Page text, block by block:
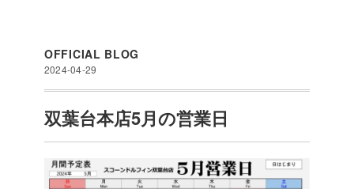
OFFICIAL BLOG
2024-04-29
双葉台本店5月の営業日